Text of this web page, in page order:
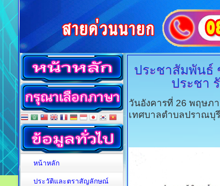
ประชาสัมพันธ์
ประชา
วันอังคารที่ 26 พฤษภ
เทศบาลตำบลปราณบุรี
หน้าหลัก
ประวัติและตราสัญลักษณ์